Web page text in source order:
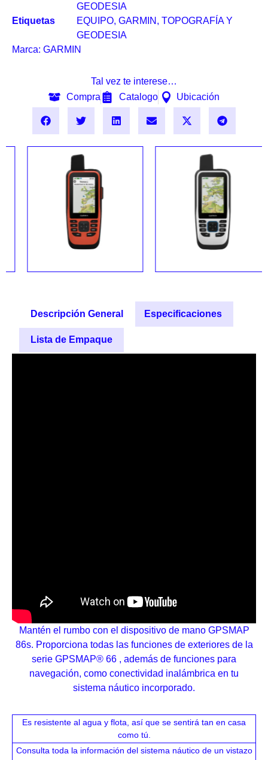
GEODESIA
Etiquetas
EQUIPO, GARMIN , TOPOGRAFÍA Y
GEODESIA
Marca: GARMIN
Tal vez te interese…
Compra
Catalogo Ubicación
GARMIN GPSMAP® 86i
12,289.00
GARMIN GPSMAP® 86s
8,189.00
Descripción General Especificaciones
Lista de Empaque
Mantén el rumbo con el dispositivo de mano GPSMAP
86s. Proporciona todas las funciones de exteriores de la
serie GPSMAP® 66 , además de funciones para
navegación, como conectividad inalámbrica en tu
sistema náutico incorporado.
Es resistente al agua y flota, así que se sentirá tan en casa
como tú.
Consulta toda la información del sistema náutico de un vistazo